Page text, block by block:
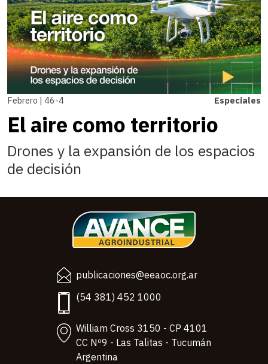
Febrero | 46-4 Especiales
El aire como territorio
Drones y la expansión de los espacios
de decisión
publicaciones@eeaoc.org.ar
(54 381) 452 1000
William Cross 3150 - CP 4101
CC Nº9 - Las Talitas - Tucumán
Argentina